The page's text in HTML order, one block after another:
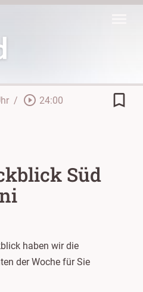
/ play_circle_outline 24:00
bookmark_border
Süd
haben wir die
der Woche für Sie